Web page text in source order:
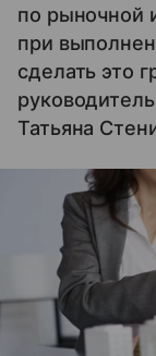
по рыночной
при
сделать это
Татьяна